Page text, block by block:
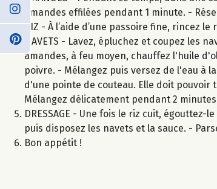
amandes effilées pendant 1 minute. -
RIZ - À l’aide d’une passoire fine, rincez
NAVETS - Lavez, épluchez et coupez les
amandes, à feu moyen, chauffez l'huile
poivre. - Mélangez puis versez de l'eau à
d'une pointe de couteau. Elle doit pouvoir
Mélangez délicatement pendant 2
DRESSAGE - Une fois le riz cuit,
puis disposez les navets et la sauce. -
Bon appétit !